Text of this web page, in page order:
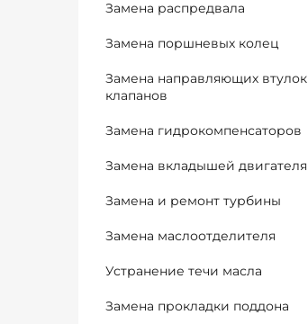
Замена распредвала
Замена поршневых колец
Замена направляющих втулок
клапанов
Замена гидрокомпенсаторов
Замена вкладышей двигателя
Замена и ремонт турбины
Замена маслоотделителя
Устранение течи масла
Замена прокладки поддона